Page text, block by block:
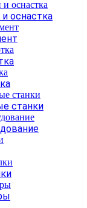
оснастка
станки